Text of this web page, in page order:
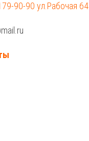
90-90 ул.Рабочая 64